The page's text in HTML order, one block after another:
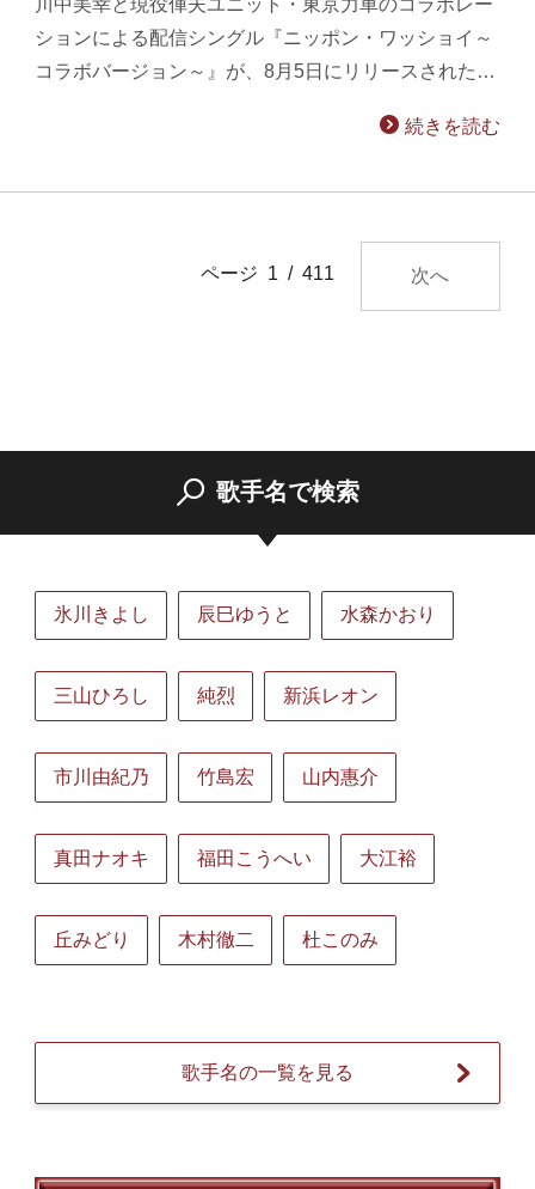
川中美幸と現役俥夫ユニット・東京力車のコラボレー
ションによる配信シングル『ニッポン・ワッショイ～
コラボバージョン～』が、8月5日にリリースされた…
続きを読む
ページ 1 / 411 次へ
歌手名で検索
氷川きよし 辰巳ゆうと 水森かおり
三山ひろし 純烈 新浜レオン
市川由紀乃 竹島宏 山内惠介
真田ナオキ 福田こうへい 大江裕
丘みどり 木村徹二 杜このみ
歌手名の一覧を見る